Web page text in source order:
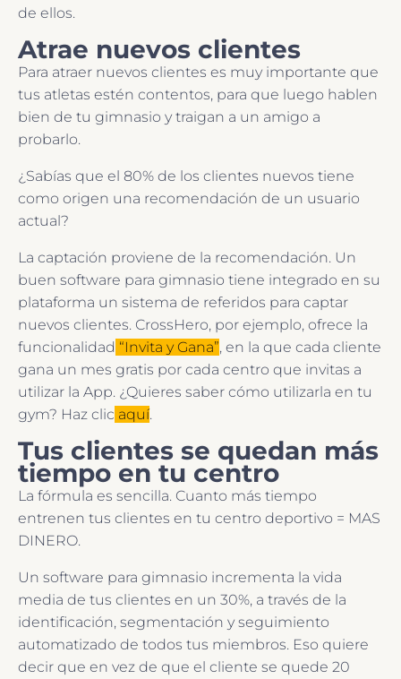
de ellos.
Atrae nuevos clientes
Para atraer nuevos clientes es muy importante que
tus atletas estén contentos, para que luego hablen
bien de tu gimnasio y traigan a un amigo a
probarlo.
¿Sabías que el 80% de los clientes nuevos tiene
como origen una recomendación de un usuario
actual?
La captación proviene de la recomendación. Un
buen software para gimnasio tiene integrado en su
plataforma un sistema de referidos para captar
nuevos clientes. CrossHero, por ejemplo, ofrece la
funcionalidad “Invita y Gana”, en la que cada cliente
gana un mes gratis por cada centro que invitas a
utilizar la App. ¿Quieres saber cómo utilizarla en tu
gym? Haz clic aquí.
Tus clientes se quedan más
tiempo en tu centro
La fórmula es sencilla. Cuanto más tiempo
entrenen tus clientes en tu centro deportivo = MAS
DINERO.
Un software para gimnasio incrementa la vida
media de tus clientes en un 30%, a través de la
identificación, segmentación y seguimiento
automatizado de todos tus miembros. Eso quiere
decir que en vez de que el cliente se quede 20